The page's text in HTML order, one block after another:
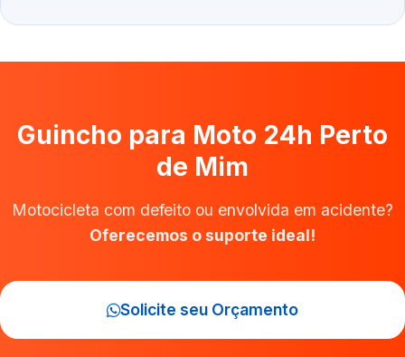
Guincho para Moto 24h Perto
de Mim
Motocicleta com defeito ou envolvida em acidente?
Oferecemos o suporte ideal!
Solicite seu Orçamento